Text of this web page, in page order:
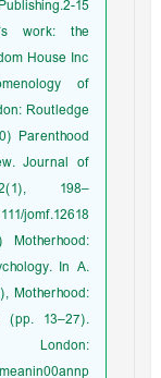
Publishing.2-15.
work: the
House Inc.
of
Routledge.
Parenthood
Journal of
198–
jomf.12618.
In A.
Motherhood:
(pp. 13–27).
London: